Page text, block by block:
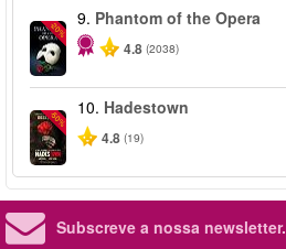
-20%
9. Phantom of the Opera
4.8 (2038)
-50%
10. Hadestown
4.8 (19)
Subscreve a nossa newsletter.